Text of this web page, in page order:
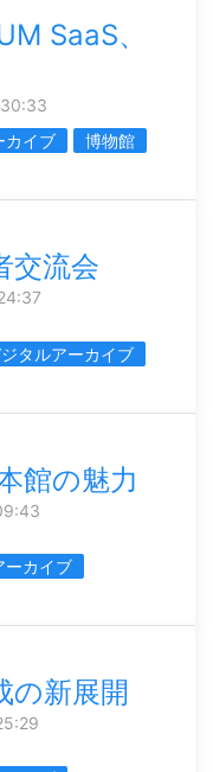
SaaS、
カイブ
博物館
交流会
タルアーカイブ
館の魅力
ーカイブ
の新展開